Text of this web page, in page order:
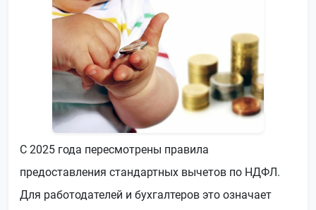
С 2025 года пересмотрены правила
предоставления стандартных вычетов по НДФЛ.
Для работодателей и бухгалтеров это означает